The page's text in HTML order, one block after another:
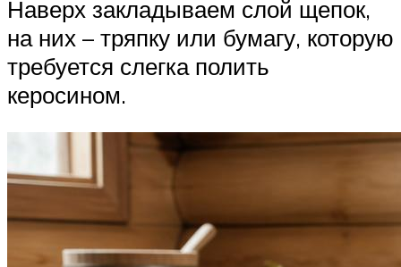
Наверх закладываем слой щепок,
на них – тряпку или бумагу, которую
требуется слегка полить
керосином.